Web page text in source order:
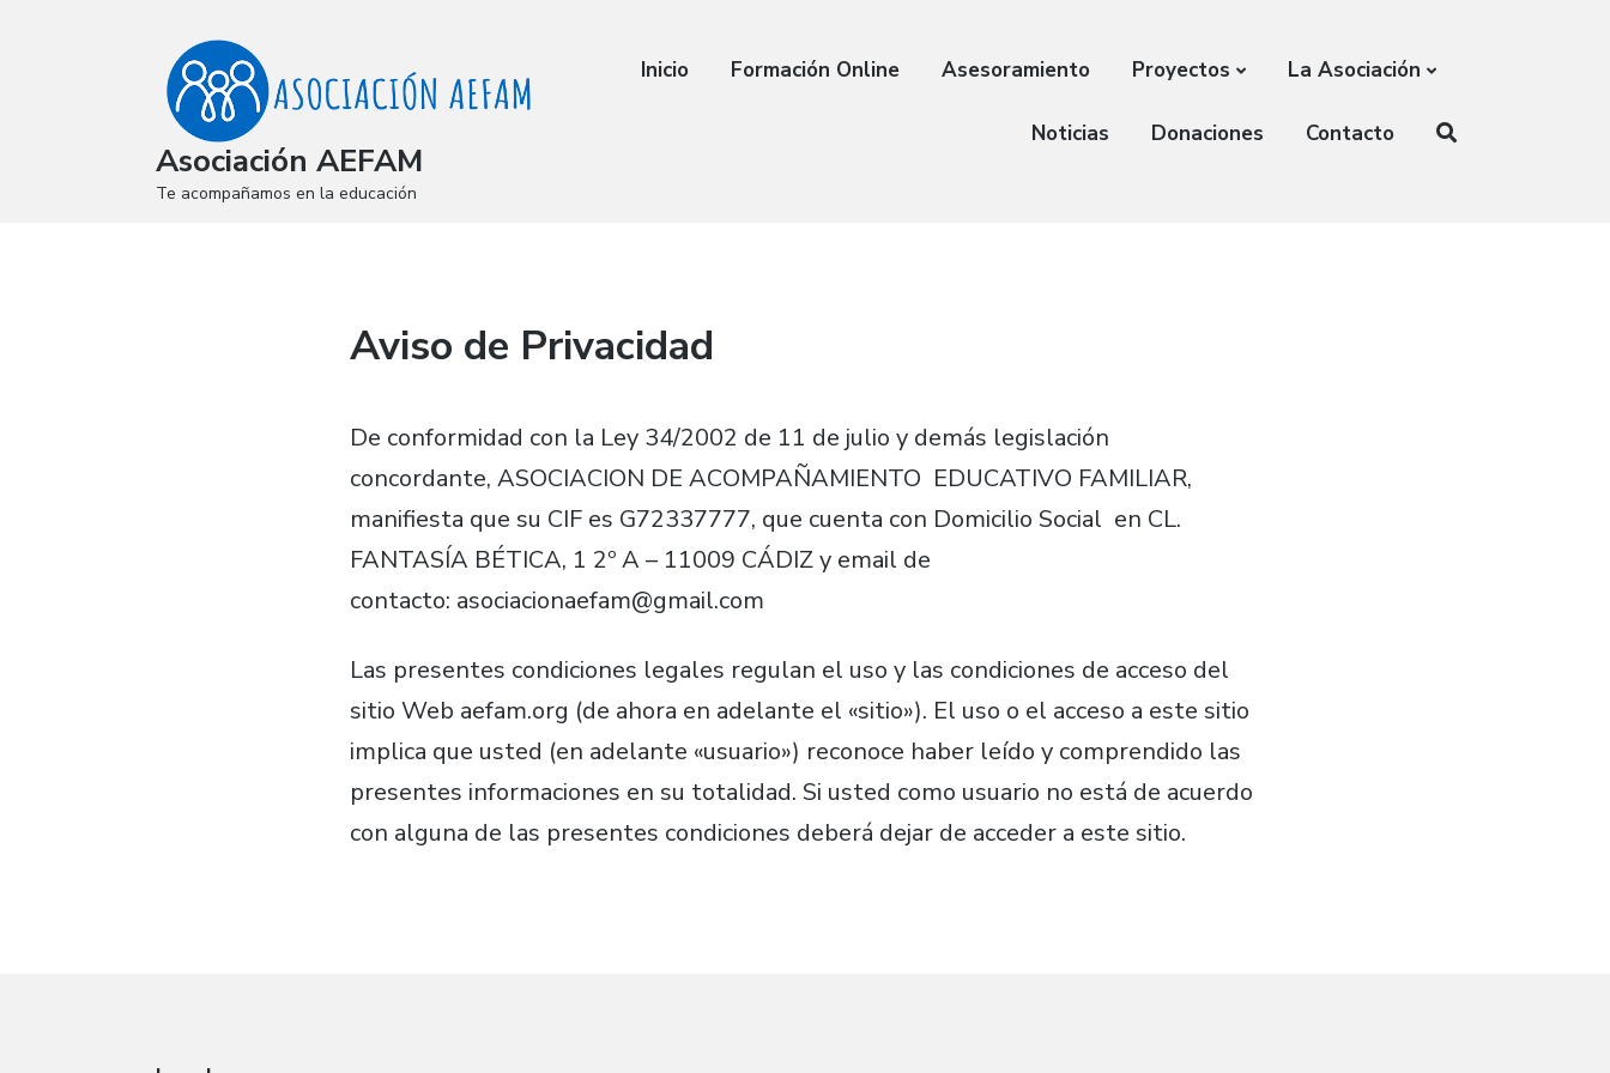
Asociación AEFAM
Te acompañamos en la educación
Inicio Formación Online Asesoramiento Proyectos La Asociación
Noticias Donaciones Contacto
Aviso de Privacidad
De conformidad con la Ley 34/2002 de 11 de julio y demás legislación
concordante, ASOCIACION DE ACOMPAÑAMIENTO EDUCATIVO FAMILIAR,
manifiesta que su CIF es G72337777, que cuenta con Domicilio Social en CL.
FANTASÍA BÉTICA, 1 2º A – 11009 CÁDIZ y email de
contacto: asociacionaefam@gmail.com
Las presentes condiciones legales regulan el uso y las condiciones de acceso del
sitio Web aefam.org (de ahora en adelante el «sitio»). El uso o el acceso a este sitio
implica que usted (en adelante «usuario») reconoce haber leído y comprendido las
presentes informaciones en su totalidad. Si usted como usuario no está de acuerdo
con alguna de las presentes condiciones deberá dejar de acceder a este sitio.